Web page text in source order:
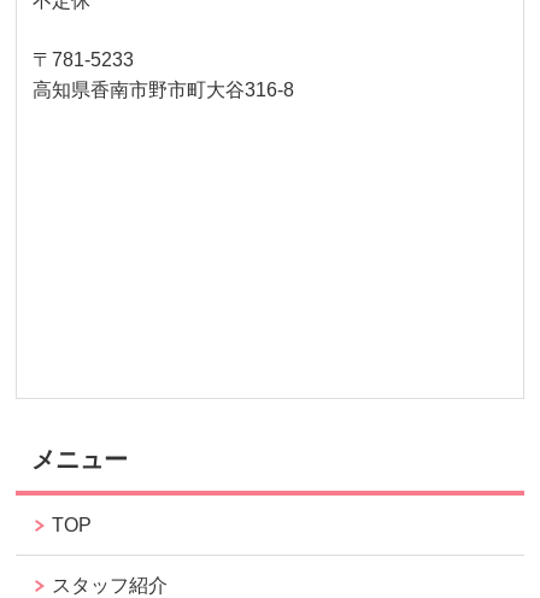
〒781-5233
高知県香南市野市町大谷316-8
メニュー
TOP
スタッフ紹介